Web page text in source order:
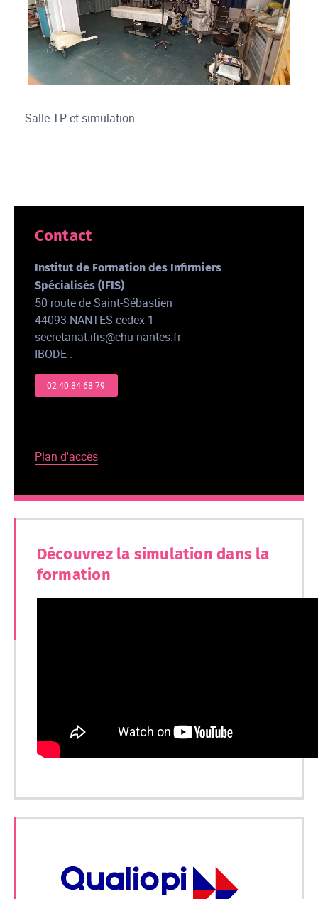
Salle TP et simulation
Contact
Institut de Formation des Infirmiers
Spécialisés (IFIS)
50 route de Saint-Sébastien
44093 NANTES cedex 1
secretariat.ifis@chu-nantes.fr
IBODE :
02 40 84 68 79
Plan d'accès
Découvrez la simulation dans la
formation